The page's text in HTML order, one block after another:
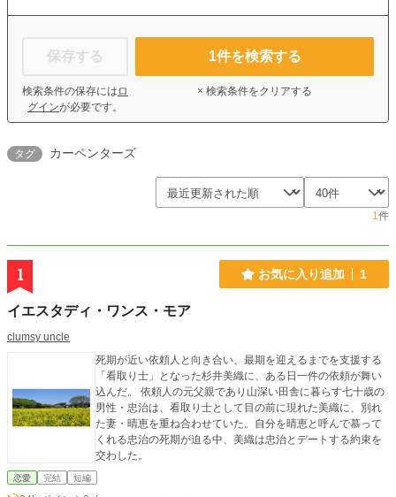
保存する
検索条件の保存には ロ
グインが必要です。
1件を検索する
× 検索条件をクリアする
タグ カーペンターズ
1件
1 お気に入り追加 1
イエスタディ・ワンス・モア
clumsy uncle
死期が近い依頼人と向き合い、最期を迎えるまでを支援する
「看取り士」となった杉井美織に、ある日一件の依頼が舞い
込んだ。 依頼人の元父親であり山深い田舎に暮らす七十歳の
男性・忠治は、看取り士として目の前に現れた美織に、別れ
た妻・晴恵を重ね合わせていた。自分を晴恵と呼んで慕って
くれる忠治の死期が迫る中、美織は忠治とデートする約束を
交わした。
恋愛 完結 短編